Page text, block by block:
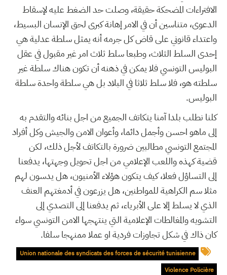
الافتراءات المضحكة حقيقة، وصلت حد الضغط عليه لإسقاط
الدعوى، متناسين أن في الامر إهانة كبرى لحق الإنسان البسيط،
واعتداء قانوني على قاض كل جرمه أنه يمثل سلطة عدلية هي
إحدى السلط الثلاث، وطبعا سلط ثلاث امر غير مقبول في عقل
البوليس التونسي فلا يمكن في ذهنه أن تكون هناك سلطة غير
سلطته هو، فلا سلط ثلاثا في البلاد بل هي سلطة واحدة سلطة
البوليس.
كلنا نطلب بلدا آمنا يتكاتف الجميع من اجل بنائه والتقدم به
إلى ماهو احسن وأجمل دائما، وأعوان الامن والجيش وكل أفراد
المجتمع التونسي مطالبين ضرورة بالتكاتف لأجل ذلك، لكن
قضية كهذه واللعب الإعلامي من اجل تحويل وجهتها، يدفعنا
إلى التساؤل فعلا، كيف يتكون هؤلاء الأمنيون، هل يدسون لهم
مثلا سم الكراهية للمواطنين، هل يزرعون في أدمغتهم العنف
الذي لا يسلط إلا على الأبرياء، ثم يدفعنا إلى التصدي إلى
التشويه والمغالطات الإعلامية التي ينتهجها الامن التونسي سواء
كان ذاك في شكل تجاوزات فردية او عملا ممنهجا سلفا.
Union nationale des syndicats des forces de sécurité tunisienne
Violence Policière